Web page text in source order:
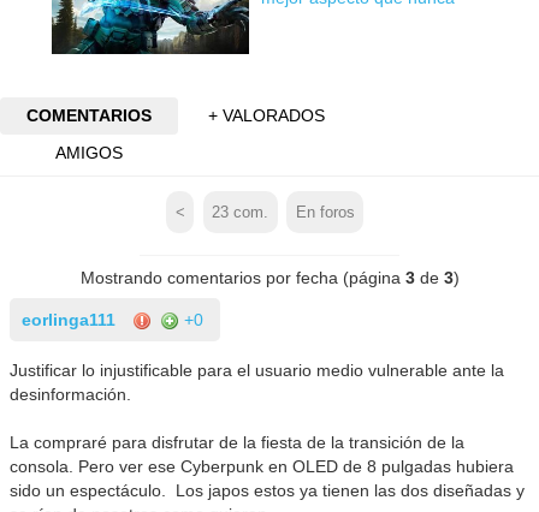
COMENTARIOS
+ VALORADOS
AMIGOS
< 23 com. En foros
Mostrando comentarios por fecha (página 3de 3)
eorlinga111 +0
Justificar lo injustificable para el usuario medio vulnerable ante la
desinformación.
La compraré para disfrutar de la fiesta de la transición de la
consola. Pero ver ese Cyberpunk en OLED de 8 pulgadas hubiera
sido un espectáculo. Los japos estos ya tienen las dos diseñadas y